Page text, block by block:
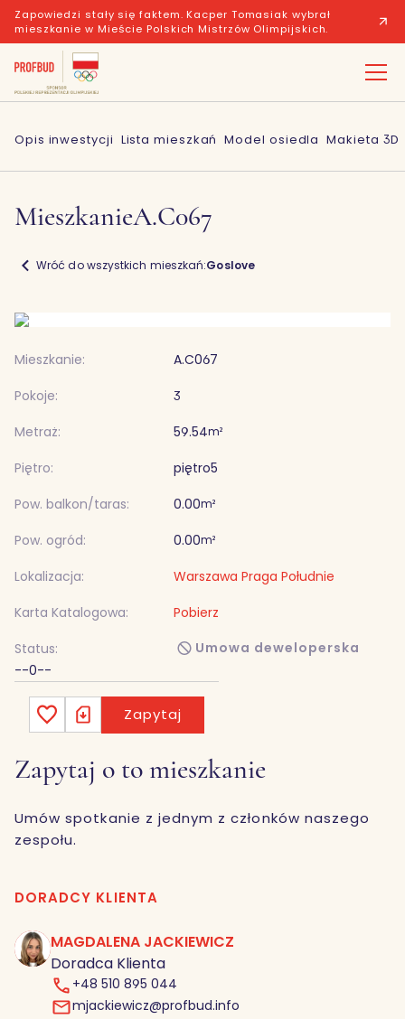
Zapowiedzi stały się faktem. Kacper Tomasiak wybrał
mieszkanie w Mieście Polskich Mistrzów Olimpijskich.
Opis inwestycji Lista mieszkań Model osiedla Makieta 3D
MieszkanieA.C067
Wróć do wszystkich mieszkań:Goslove
Mieszkanie:
A.C067
Pokoje:
3
Metraż:
59.54m²
Piętro: piętro5
Pow. balkon/taras:
0.00m²
Pow. ogród: 0.00m²
Lokalizacja:
Warszawa Praga Południe
Karta Katalogowa:
Pobierz
Status:
Umowa deweloperska
--0--
Zapytaj
Zapytaj o to mieszkanie
Umów spotkanie z jednym z członków naszego
zespołu.
DORADCY KLIENTA
MJ MAGDALENA JACKIEWICZ
Doradca Klienta
+48 510 895 044
mjackiewicz@profbud.info